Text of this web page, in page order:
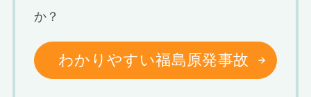
か？
わかりやすい福島原発事故